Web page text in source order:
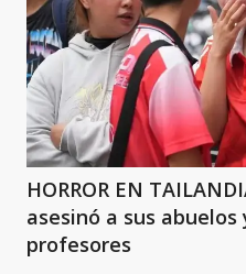
HORROR EN
asesinó a sus
profesores